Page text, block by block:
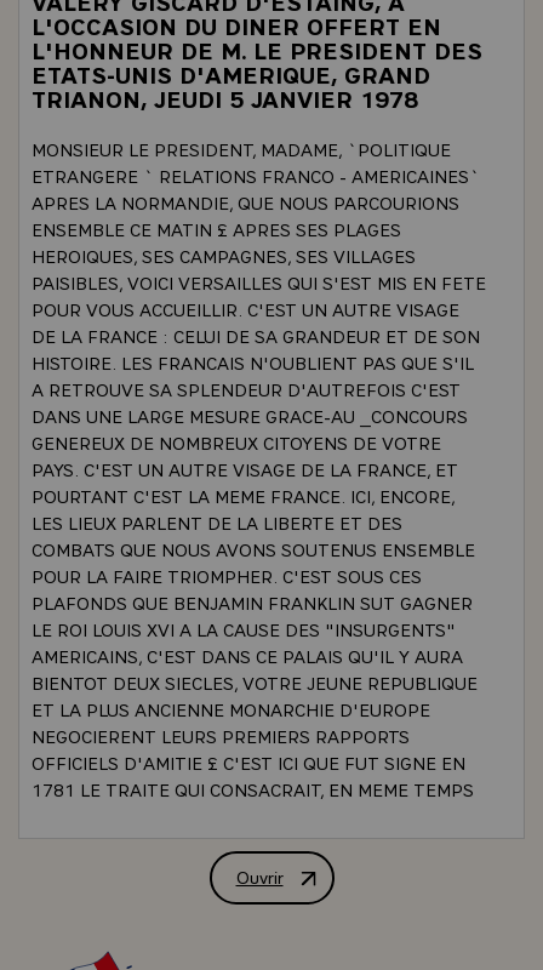
L'OCCASION DU DINER OFFERT EN
L'HONNEUR DE M. LE PRESIDENT DES
ETATS-UNIS D'AMERIQUE, GRAND
TRIANON, JEUDI 5 JANVIER 1978
MONSIEUR LE PRESIDENT, MADAME, `POLITIQUE
ETRANGERE ` RELATIONS FRANCO - AMERICAINES`
APRES LA NORMANDIE, QUE NOUS PARCOURIONS
ENSEMBLE CE MATIN £ APRES SES PLAGES
HEROIQUES, SES CAMPAGNES, SES VILLAGES
PAISIBLES, VOICI VERSAILLES QUI S'EST MIS EN FETE
POUR VOUS ACCUEILLIR. C'EST UN AUTRE VISAGE
DE LA FRANCE : CELUI DE SA GRANDEUR ET DE SON
HISTOIRE. LES FRANCAIS N'OUBLIENT PAS QUE S'IL
A RETROUVE SA SPLENDEUR D'AUTREFOIS C'EST
DANS UNE LARGE MESURE GRACE-AU _CONCOURS
GENEREUX DE NOMBREUX CITOYENS DE VOTRE
PAYS. C'EST UN AUTRE VISAGE DE LA FRANCE, ET
POURTANT C'EST LA MEME FRANCE. ICI, ENCORE,
LES LIEUX PARLENT DE LA LIBERTE ET DES
COMBATS QUE NOUS AVONS SOUTENUS ENSEMBLE
POUR LA FAIRE TRIOMPHER. C'EST SOUS CES
PLAFONDS QUE BENJAMIN FRANKLIN SUT GAGNER
LE ROI LOUIS XVI A LA CAUSE DES "INSURGENTS"
AMERICAINS, C'EST DANS CE PALAIS QU'IL Y AURA
BIENTOT DEUX SIECLES, VOTRE JEUNE REPUBLIQUE
ET LA PLUS ANCIENNE MONARCHIE D'EUROPE
NEGOCIERENT LEURS PREMIERS RAPPORTS
OFFICIELS D'AMITIE £ C'EST ICI QUE FUT SIGNE EN
1781 LE TRAITE QUI CONSACRAIT, EN MEME TEMPS
`POLITIQUE ETRANGERE ` RELATIONS FRANCO -
DEPUIS DEUX SIECLES. LE MONDE A CONNU BIEN
Ouvrir
ALLOCUTION PRONONCEE PAR M.